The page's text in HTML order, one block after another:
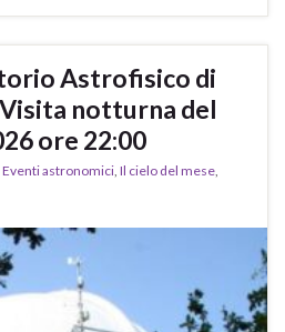
Astrofisico di
notturna del
ore 22:00
Eventi astronomici, Il cielo del mese,